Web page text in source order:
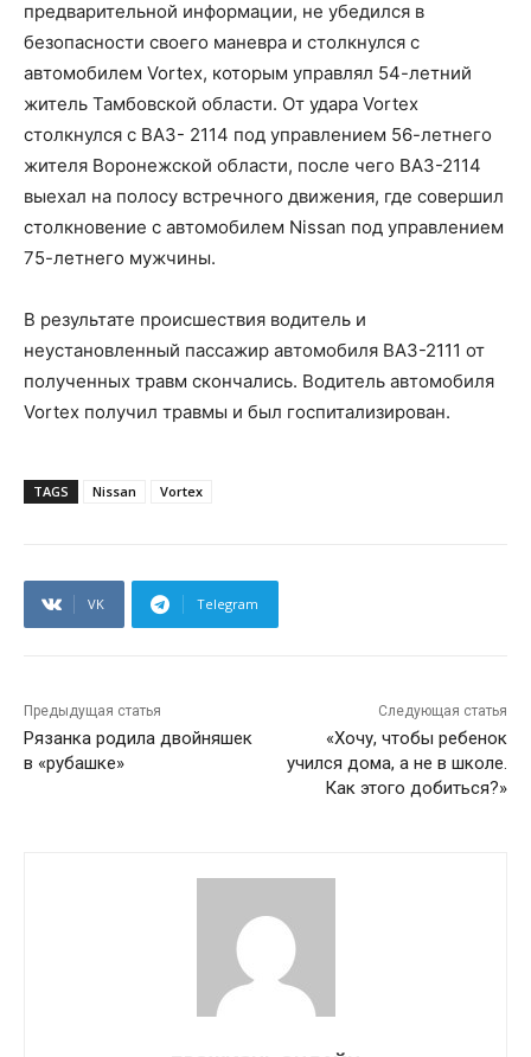
предварительной информации, не убедился в
безопасности своего маневра и столкнулся с
автомобилем Vortex, которым управлял 54-летний
житель Тамбовской области. От удара Vortex
столкнулся с ВАЗ- 2114 под управлением 56-летнего
жителя Воронежской области, после чего ВАЗ-2114
выехал на полосу встречного движения, где совершил
столкновение с автомобилем Nissan под управлением
75-летнего мужчины.
В результате происшествия водитель и
неустановленный пассажир автомобиля ВАЗ-2111 от
полученных травм скончались. Водитель автомобиля
Vortex получил травмы и был госпитализирован.
TAGS Nissan Vortex
VK Telegram
Предыдущая статья
Рязанка родила двойняшек
в «рубашке»
Следующая статья
«Хочу, чтобы ребенок
учился дома, а не в школе.
Как этого добиться?»